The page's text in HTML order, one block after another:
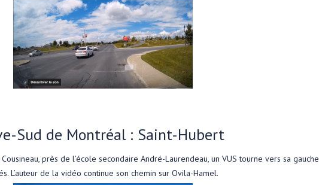
Sud de Montréal : Saint-Hubert
près de l’école secondaire André-Laurendeau, un VUS tourne vers sa gauche
L’auteur de la vidéo continue son chemin sur Ovila-Hamel.